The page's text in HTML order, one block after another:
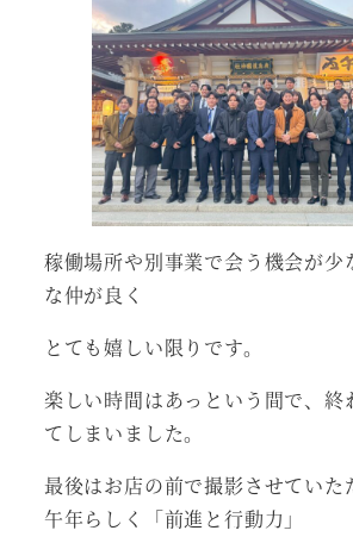
稼働場所や別事業で会う機会が少
な仲が良く
とても嬉しい限りです。
楽しい時間はあっという間で、終
てしまいました。
最後はお店の前で撮影させていた
午年らしく「前進と行動力」